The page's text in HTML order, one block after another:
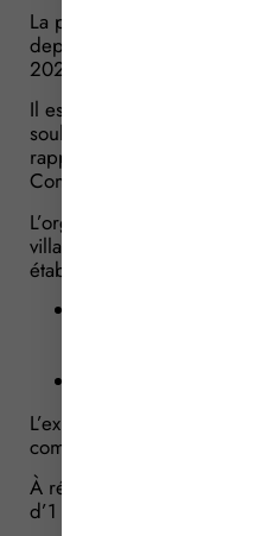
La procédure de
depuis 2020 se voit
2026.
Il est indiqué que
souhaitant faire classer
rapprocher d’un
Comité français
L’organisme évaluateur
village de vacances pour
établir un certificat de
un rapport de
L’exploitant transmet sa
comprenant le certificat
À réception du dossier
d’1 mois pour rendre sa